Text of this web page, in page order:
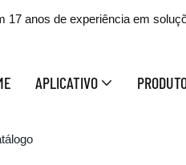
17 anos de experiência em
APLICATIVO